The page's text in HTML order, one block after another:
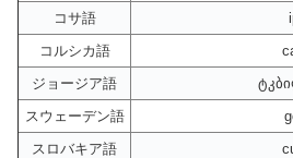
コサ語
コルシカ語
ジョージア語
スウェーデン語
スロバキア語